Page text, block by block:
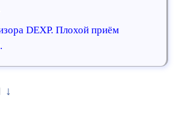
DEXP. Плохой приём